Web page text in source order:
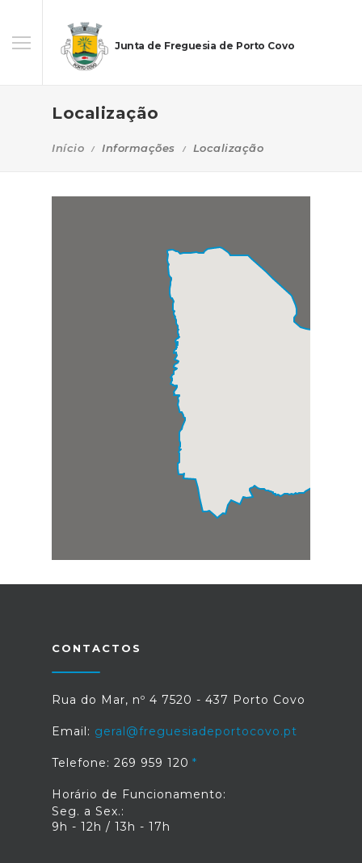
Junta de Freguesia de Porto Covo
Localização
Início Informações Localização
CONTACTOS
Rua do Mar, nº 4 7520 - 437 Porto Covo
Email: geral@freguesiadeportocovo.pt
Telefone: 269 959 120
Horário de Funcionamento:
Seg. a Sex.:
9h - 12h / 13h - 17h